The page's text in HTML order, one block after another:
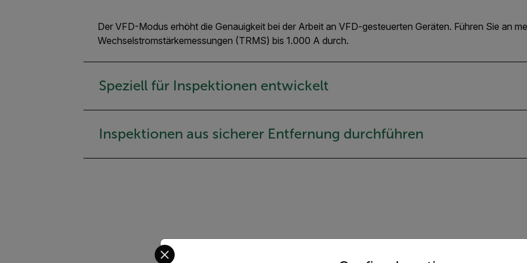
Der VFD-Modus erhöht die Genauigkeit bei der Arbeit an VFD-gesteuerten Geräten. Führen Sie an
Wechselstromstärkemessungen (TRMS) bis 1.000 A durch.
Speziell für Inspektionen entwickelt
Inspektionen aus sicherer Entfernung durchführen
Select your preferred country and language from the options below to access the